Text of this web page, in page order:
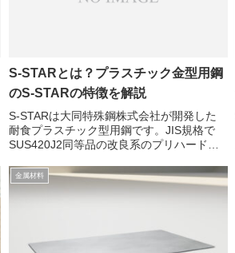
S-STARとは？プラスチック金型用鋼
のS-STARの特徴を解説
S-STARは大同特殊鋼株式会社が開発した
耐食プラスチック型用鋼です。JIS規格で
SUS420J2同等品の改良系のプリハードン
CSiMnPSCrMoS-
STARHRC31~340.380.90???13.5...
金属材料